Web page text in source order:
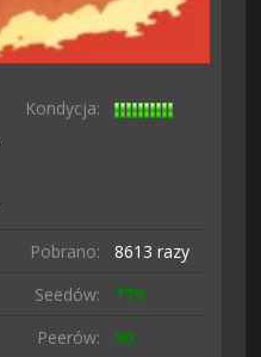
Kondycja:
Pobrano:
8613 razy
Seedów:
779
Peerów:
90